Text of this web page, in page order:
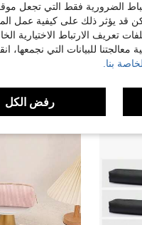
الضرورية فقط التي تجعل
قد يؤثر ذلك على كيفية عمل
تعريف الارتباط الاختيارية
للبيانات التي نجمعها،
بنا.
رفض الكل